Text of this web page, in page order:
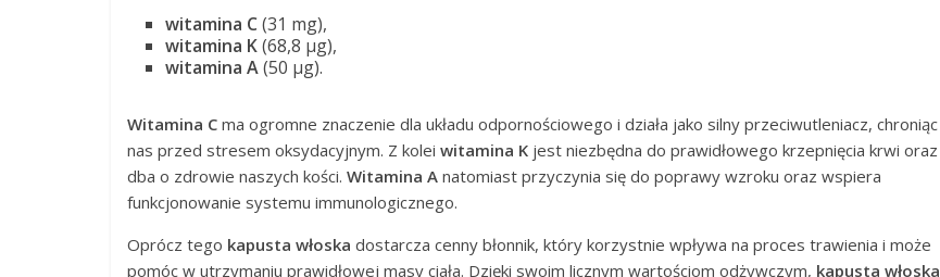
witamina C(31 mg),
witamina K(68,8 μg),
witamina A(50 μg).
Witamina C ma ogromne znaczenie dla układu odpornościowego i działa jako silny przeciwutleniacz, chroniąc
nas przed stresem oksydacyjnym. Z kolei witamina K jest niezbędna do prawidłowego krzepnięcia krwi oraz
dba o zdrowie naszych kości. Witamina A natomiast przyczynia się do poprawy wzroku oraz wspiera
funkcjonowanie systemu immunologicznego.
Oprócz tego kapusta włoska dostarcza cenny błonnik, który korzystnie wpływa na proces trawienia i może
pomóc w utrzymaniu prawidłowej masy ciała. Dzięki swoim licznym wartościom odżywczym, kapusta włoska